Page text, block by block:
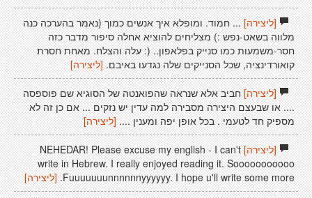
[ליצירה]... חמוד. ומופלא איך אנשים כמוך (נאמר בהערכה כנה
מלווה בשאט-נפש :) מצליחים להוציא אחלה סיפור מדבר כזה
חסר-משמעות כמו סנייק בפלאפון.. (: עלה והצלח. מאחת חסרת
קואורדינציה, שכל הסנייקים שלה נגדעו באיבם. [ליצירה]
[ליצירה]חביב אלא שנראה שהפואנטה של הסוגיא שם פוספסה
.... או שבעצם היצירה מסבירה למה עדין יש נזקים ... אם כן זה לא
מספיק חד לטעמי . בכל אופן יפה ומענין .... [ליצירה]
[ליצירה] NEHEDAR! Please excuse my english - I can't
write in Hebrew. I really enjoyed reading it. Sooooooooooo
Fuuuuuuunnnnnnyyyyyy. I hope u'll write some more. [ליצירה]